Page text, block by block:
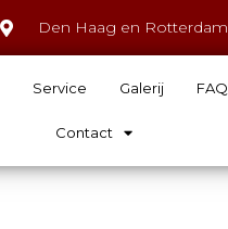
Den Haag en Rotterdam
Service Galerij FAQ
Contact